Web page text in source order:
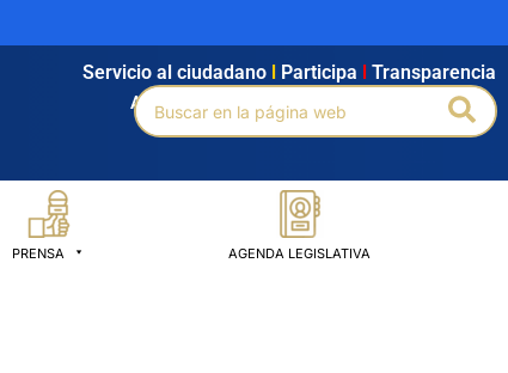
Agendamiento Intranet Búsqueda avanzada
Servicio al ciudadano Participa Transparencia
Buscar
por:
PRENSA AGENDA LEGISLATIVA